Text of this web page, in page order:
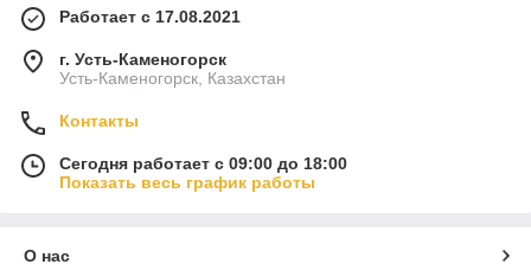
Работает с 17.08.2021
г. Усть-Каменогорск
Усть-Каменогорск, Казахстан
Контакты
Сегодня работает с 09:00 до 18:00
Показать весь график работы
О нас